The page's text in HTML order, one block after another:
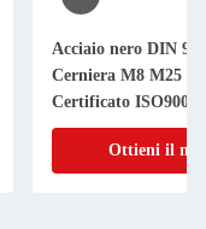
Acciaio nero DIN
Cerniera M8 M25
Certificato ISO9001
Ottieni il